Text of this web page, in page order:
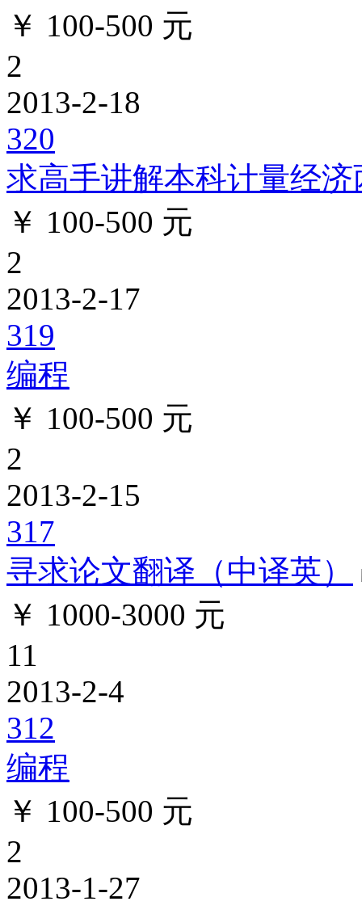
￥ 100-500 元
2
2013-2-18
320
求高手讲解本科计量经
￥ 100-500 元
2
2013-2-17
319
编程
￥ 100-500 元
2
2013-2-15
317
寻求论文翻译（中译英）
￥ 1000-3000 元
11
2013-2-4
312
编程
￥ 100-500 元
2
2013-1-27